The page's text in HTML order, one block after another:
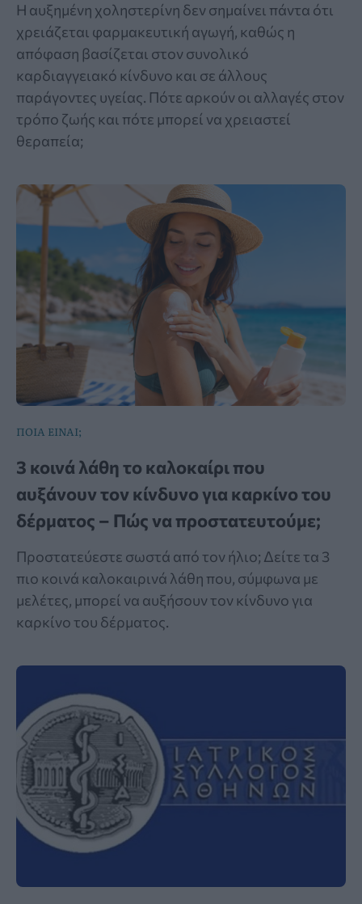
Η αυξημένη χοληστερίνη δεν σημαίνει πάντα ότι
χρειάζεται φαρμακευτική αγωγή, καθώς η
απόφαση βασίζεται στον συνολικό
καρδιαγγειακό κίνδυνο και σε άλλους
παράγοντες υγείας. Πότε αρκούν οι αλλαγές στον
τρόπο ζωής και πότε μπορεί να χρειαστεί
θεραπεία;
ΠΟΙΑ ΕΙΝΑΙ;
3 κοινά λάθη το καλοκαίρι που
αυξάνουν τον κίνδυνο για καρκίνο του
δέρματος – Πώς να προστατευτούμε;
Προστατεύεστε σωστά από τον ήλιο; Δείτε τα 3
πιο κοινά καλοκαιρινά λάθη που, σύμφωνα με
μελέτες, μπορεί να αυξήσουν τον κίνδυνο για
καρκίνο του δέρματος.